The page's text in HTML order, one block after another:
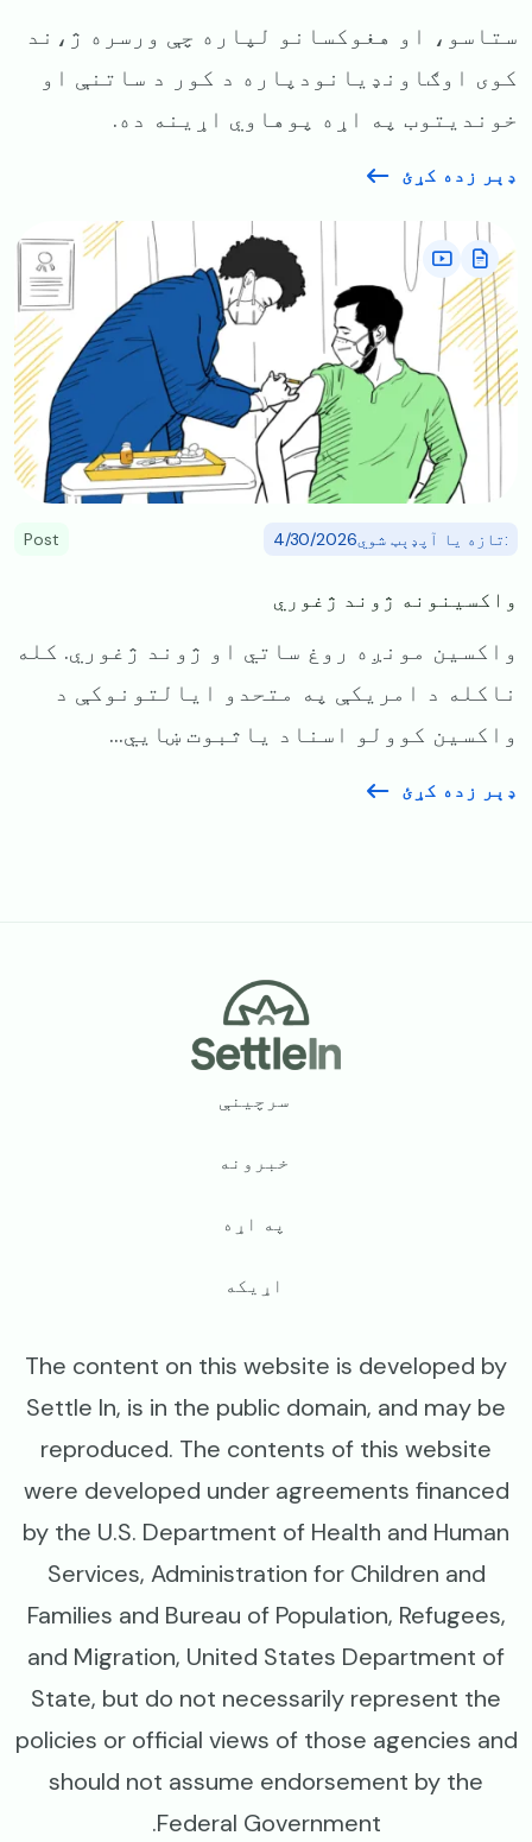
ستاسو، او هغوکسانو لپاره چې ورسره ژ،ند
کوی اوګاونډیانودپاره د کور د ساتنې او
خوندیتوب په اړه پوهاوي اړینه ده.
ډېر زده کړئ
Image
:تازه یا آپډېټ شوي4/30/2026 Post
واکسینونه ژوند ژغوري
واکسین مونږه روغ ساتي او ژوند ژغوري. ‌کله
ناکله د امریکې په متحدو ایالتونوکې د
واکسین کوولو اسناد یاثبوت ښایي...
ډېر زده کړئ
سرچینې
خبرونه
په اړه
اړیکه
The content on this website is developed by
Settle In, is in the public domain, and may be
reproduced. The contents of this website
were developed under agreements financed
by the U.S. Department of Health and Human
Services, Administration for Children and
Families and Bureau of Population, Refugees,
and Migration, United States Department of
State, but do not necessarily represent the
policies or official views of those agencies and
should not assume endorsement by the
Federal Government.